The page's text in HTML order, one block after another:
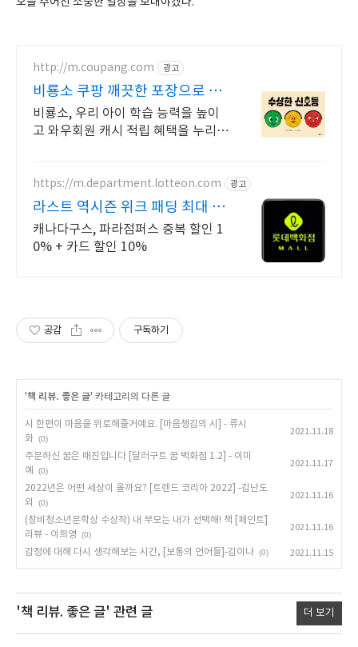
http://m.coupang.com 광고
비룡소 쿠팡 깨끗한 포장으로 안
전하게
비룡소, 우리 아이 학습 능력을 높이
고 와우회원 캐시 적립 혜택을 누리세
https://m.department.lotteon.com 광고
라스트 역시즌 위크 패딩 최대 7
4% 할인
캐나다구스, 파라점퍼스 중복 할인 1
0% + 카드 할인 10%
공감 구독하기
'책 리뷰. 좋은 글' 카테고리의 다른 글
시 한편이 마음을 위로해줄거예요. [마음챙김의 시] - 류시
화 (0)
2021.11.18
주문하신 꿈은 매진입니다 [달러구트 꿈 백화점 1.2] - 이미
예
(0)
2021.11.17
2022년은 어떤 세상이 올까요? [트렌드 코리아 2022] -김난도
외
(0)
2021.11.16
(창비청소년문학상 수상작) 내 부모는 내가 선택해! 책 [페인트]
리뷰 - 이희영
(0)
2021.11.16
감정에 대해 다시 생각해보는 시간, [보통의 언어들]-김이나 (0) 2021.11.15
'책 리뷰. 좋은 글' 관련 글 더 보기